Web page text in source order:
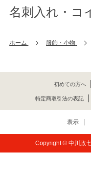
名刺入れ・コ
ホーム 服飾・小物
初めての方へ
特定商取引法の表記
表示
Copyright © 中川政